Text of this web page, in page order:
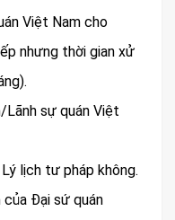
Việt Nam cho
nhưng thời gian xử
Lãnh sự quán Việt
lịch tư pháp không.
của Đại sứ quán